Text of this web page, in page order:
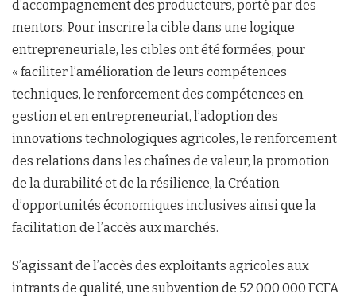
d’accompagnement des producteurs, porté par des
mentors. Pour inscrire la cible dans une logique
entrepreneuriale, les cibles ont été formées, pour
« faciliter l’amélioration de leurs compétences
techniques, le renforcement des compétences en
gestion et en entrepreneuriat, l’adoption des
innovations technologiques agricoles, le renforcement
des relations dans les chaînes de valeur, la promotion
de la durabilité et de la résilience, la Création
d’opportunités économiques inclusives ainsi que la
facilitation de l’accès aux marchés.
S’agissant de l’accès des exploitants agricoles aux
intrants de qualité, une subvention de 52 000 000 FCFA